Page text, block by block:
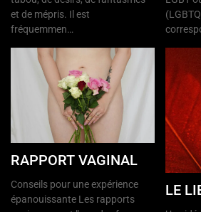
et de mépris. Il est
fréquemmen…
RAPPORT VAGINAL
Conseils pour une expérience
épanouissante Les rapports
LE